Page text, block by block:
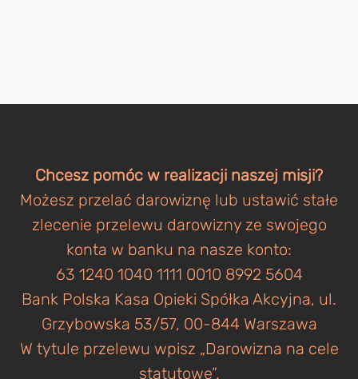
Chcesz pomóc w realizacji naszej misji?
Możesz przelać darowiznę lub ustawić stałe
zlecenie przelewu darowizny ze swojego
konta w banku na nasze konto:
63 1240 1040 1111 0010 8992 5604
Bank Polska Kasa Opieki Spółka Akcyjna, ul.
Grzybowska 53/57, 00-844 Warszawa
W tytule przelewu wpisz „Darowizna na cele
statutowe”.